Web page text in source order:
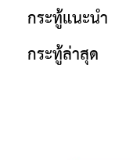
กระทู้แนะนำ
กระทู้ล่าสุด